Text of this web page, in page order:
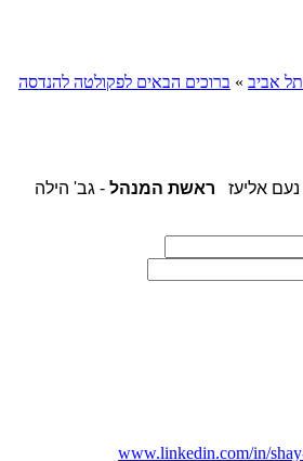
אביב » ברוכים הבאים לפקולטה להנדסה
אליעז ראשת המנהל - גב' הילה
www.linkedin.com/in/